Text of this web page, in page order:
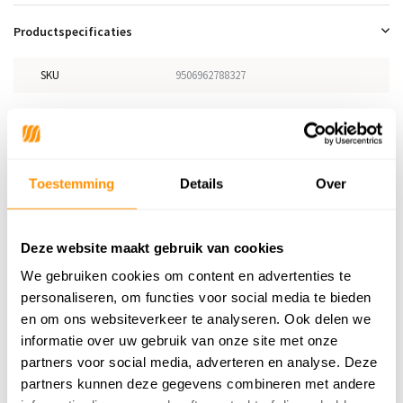
Toestemming Details Over
Deze website maakt gebruik van cookies
We gebruiken cookies om content en advertenties te
personaliseren, om functies voor social media te bieden
en om ons websiteverkeer te analyseren. Ook delen we
informatie over uw gebruik van onze site met onze
partners voor social media, adverteren en analyse. Deze
partners kunnen deze gegevens combineren met andere
Adviesprijs
Buy now, pay later
Productspecificaties
SKU 9506962788327
0/5 Gemiddelde uit 0 beoordelingen
Er zijn nog geen reviews geschreven over dit product..